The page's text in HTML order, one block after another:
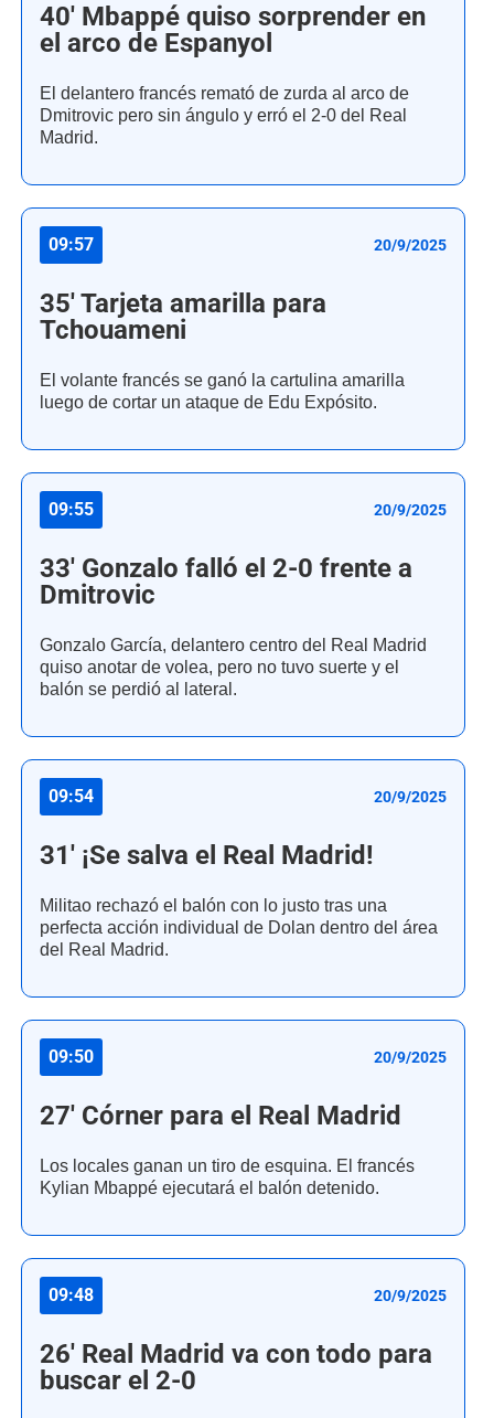
40' Mbappé quiso sorprender en
el arco de Espanyol
El delantero francés remató de zurda al arco de
Dmitrovic pero sin ángulo y erró el 2-0 del Real
Madrid.
09:57 20/9/2025
35' Tarjeta amarilla para
Tchouameni
El volante francés se ganó la cartulina amarilla
luego de cortar un ataque de Edu Expósito.
09:55 20/9/2025
33' Gonzalo falló el 2-0 frente a
Dmitrovic
Gonzalo García, delantero centro del Real Madrid
quiso anotar de volea, pero no tuvo suerte y el
balón se perdió al lateral.
09:54 20/9/2025
31' ¡Se salva el Real Madrid!
Militao rechazó el balón con lo justo tras una
perfecta acción individual de Dolan dentro del área
del Real Madrid.
09:50 20/9/2025
27' Córner para el Real Madrid
Los locales ganan un tiro de esquina. El francés
Kylian Mbappé ejecutará el balón detenido.
09:48 20/9/2025
26' Real Madrid va con todo para
buscar el 2-0